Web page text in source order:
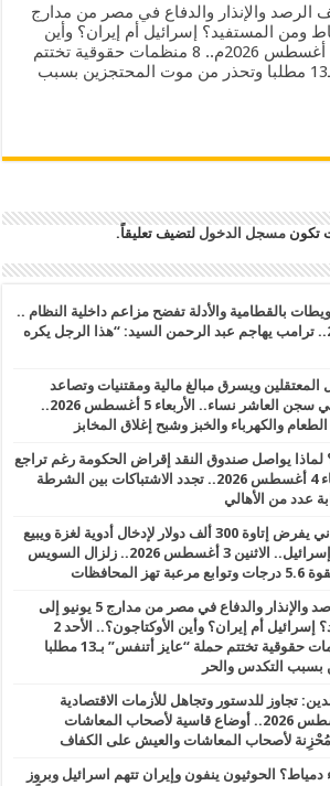
الرصد والإنذار والدفاع في مصر من مدارج
ومن المستفيد؟ إسرائيل أم إيران؟ وأين
الأوكتاجون؟.. الأحد 2 أغسطس 2026م.. 8 منظمات حقوقية تختتم
حملة “عايز أتنفس” بـ13 مطلبا وتحذر من موت المحتجزين بسبب
تكونمسجل الدخول لتضيف تعليقاً.
الحويطات بالقطامية والأدلة تفضح مزاعم داخلية النظام ..
الخميس 6 أغسطس 2026.. ترامب يهاجم عبد الرحمن السيد: “هذا الرجل يكره
المعتقلين ويسرق مبالغ مالية ومقتنيات وتصاعد
الانتهاكات ضد المعتقلات في سجن العاشر نساء.. الأربعاء 5 أغسطس 2026..
والكهرباء والخبز وشبح إغلاق المخابز
يواصل صندوق النقد إقراض الحكومة رغم تراجع
مؤشرات الاقتصاد؟.. الثلاثاء 4 أغسطس 2026.. تجدد الاشتباكات بين الشرطة
عدد من الأهالي
“تجارة بالدم والألم”العرجاني يفرض إتاوة 300 ألف دولار لإدخال أدوية لغزة ويبيع
الوقود بأضعاف سعره في إسرائيل.. الاثنين 3 أغسطس 2026.. زلزال السويس
المسيّرة تعيد فتح ملف الرصد والإنذار والدفاع في مصر من مدارج 5 يونيو إلى
ميناء دمياط ومن المستفيد؟ إسرائيل أم إيران؟ وأين الأوكتاجون؟.. الأحد 2
أغسطس 2026م.. 8 منظمات حقوقية تختتم حملة “عايز أتنفس” بـ13 مطلبا
التكدس والحر
تجاوز للدستور وتجاهل للأزمات الاقتصادية
والمعيشية.. السبت 1 أغسطس 2026.. أوضاع قاسية لأصحاب المعاشات
الحوثيون ينفون وإيران تتهم اسرائيل وبروز